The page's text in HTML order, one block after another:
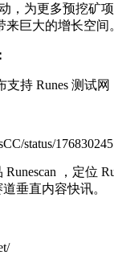
，为更多预挖矿
巨大的增长空间
支持 Runes 测试网
status/
Runescan ，定位
垂直内容快讯。